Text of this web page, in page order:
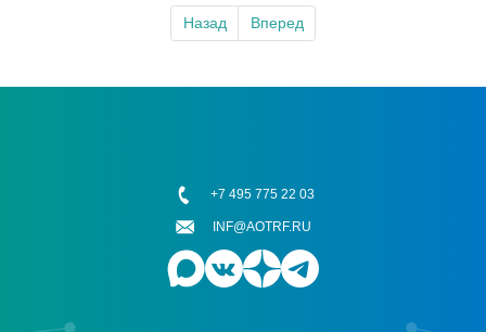
Назад Вперед
+7 495 775 22 03
INF@AOTRF.RU